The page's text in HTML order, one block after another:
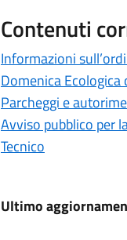
Contenuti
Informazioni
Domenica
Parcheggi e
Avviso pubblico per
Tecnico
Ultimo